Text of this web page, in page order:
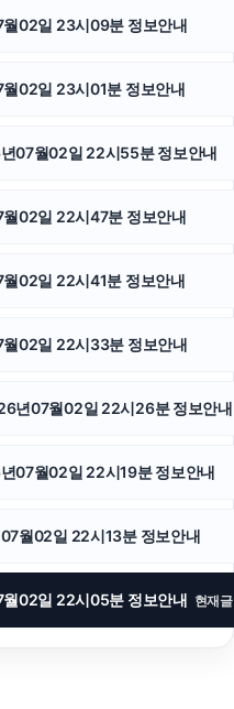
용산구하수구막힘
남양주이혼전문변호사
휴대폰성지
02일 23시09분 정보안내
02일 23시01분 정보안내
07월02일 22시55분 정보안내
02일 22시47분 정보안내
02일 22시41분 정보안내
02일 22시33분 정보안내
년07월02일 22시26분 정보안내
07월02일 22시19분 정보안내
월02일 22시13분 정보안내
02일 22시05분 정보안내 현재글